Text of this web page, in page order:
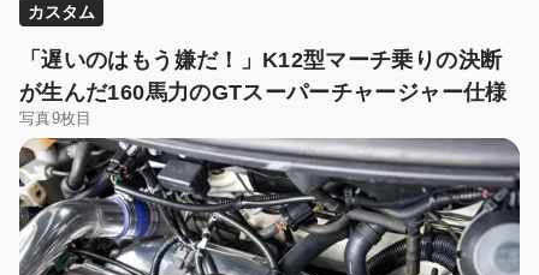
カスタム
「遅いのはもう嫌だ！」K12型マーチ乗りの決断
が生んだ160馬力のGTスーパーチャージャー仕様
写真9枚目